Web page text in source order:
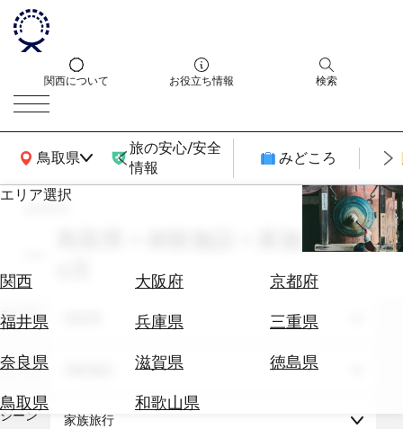
関西について お役立ち情報 検索
鳥取県
関西広域MAP
旅の安心/安全
情報
みどころ
エリア選択
関西 大阪府
京都府
福井県
兵庫県
三重県
奈良県
滋賀県
徳島県
鳥取県
和歌山県
エ
券
テ
を
search
鳥取県 × 体験施設 × 家族旅行 ×
エリア
テーマ
シーン 家族旅行